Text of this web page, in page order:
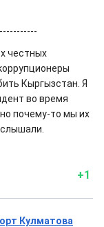
честных
Кыргызстан. Я
во время
почему-то мы их
+1
Кулматова